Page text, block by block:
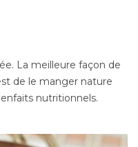
La meilleure façon de
de le manger nature
nutritionnels.